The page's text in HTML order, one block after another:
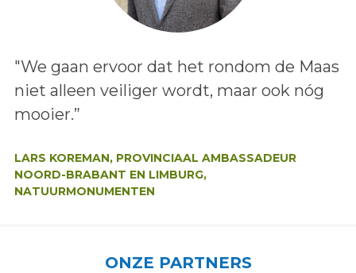
Lees het bericht:
"We gaan ervoor dat het rondom de Maas
niet alleen veiliger wordt, maar ook nóg
mooier.”
LARS KOREMAN, PROVINCIAAL AMBASSADEUR
NOORD-BRABANT EN LIMBURG,
NATUURMONUMENTEN
ONZE PARTNERS